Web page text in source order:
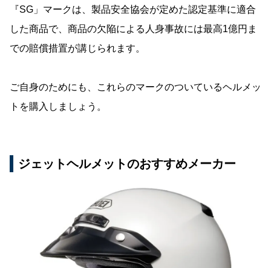
『SG」マークは、製品安全協会が定めた認定基準に適合
した商品で、商品の欠陥による人身事故には最高1億円ま
での賠償措置が講じられます。
ご自身のためにも、これらのマークのついているヘルメッ
トを購入しましょう。
ジェットヘルメットのおすすめメーカー